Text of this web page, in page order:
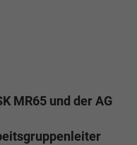
MR65 und der AG